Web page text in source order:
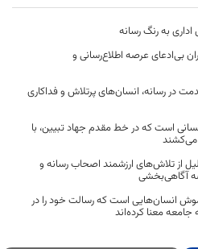
به رنگ رسانه
بی‌ادعای عرصه اطلاع‌رسانی و
در رسانه، انسان‌های پرتلاش و فداکاری
است که در خط مقدم جهاد تبیین، با
می‌کشند
از تلاش‌های ارزشمند اصحاب رسانه و
آگاهی‌بخشی
انسان‌هایی است که رسالت خود را در
معنا کرده‌اند